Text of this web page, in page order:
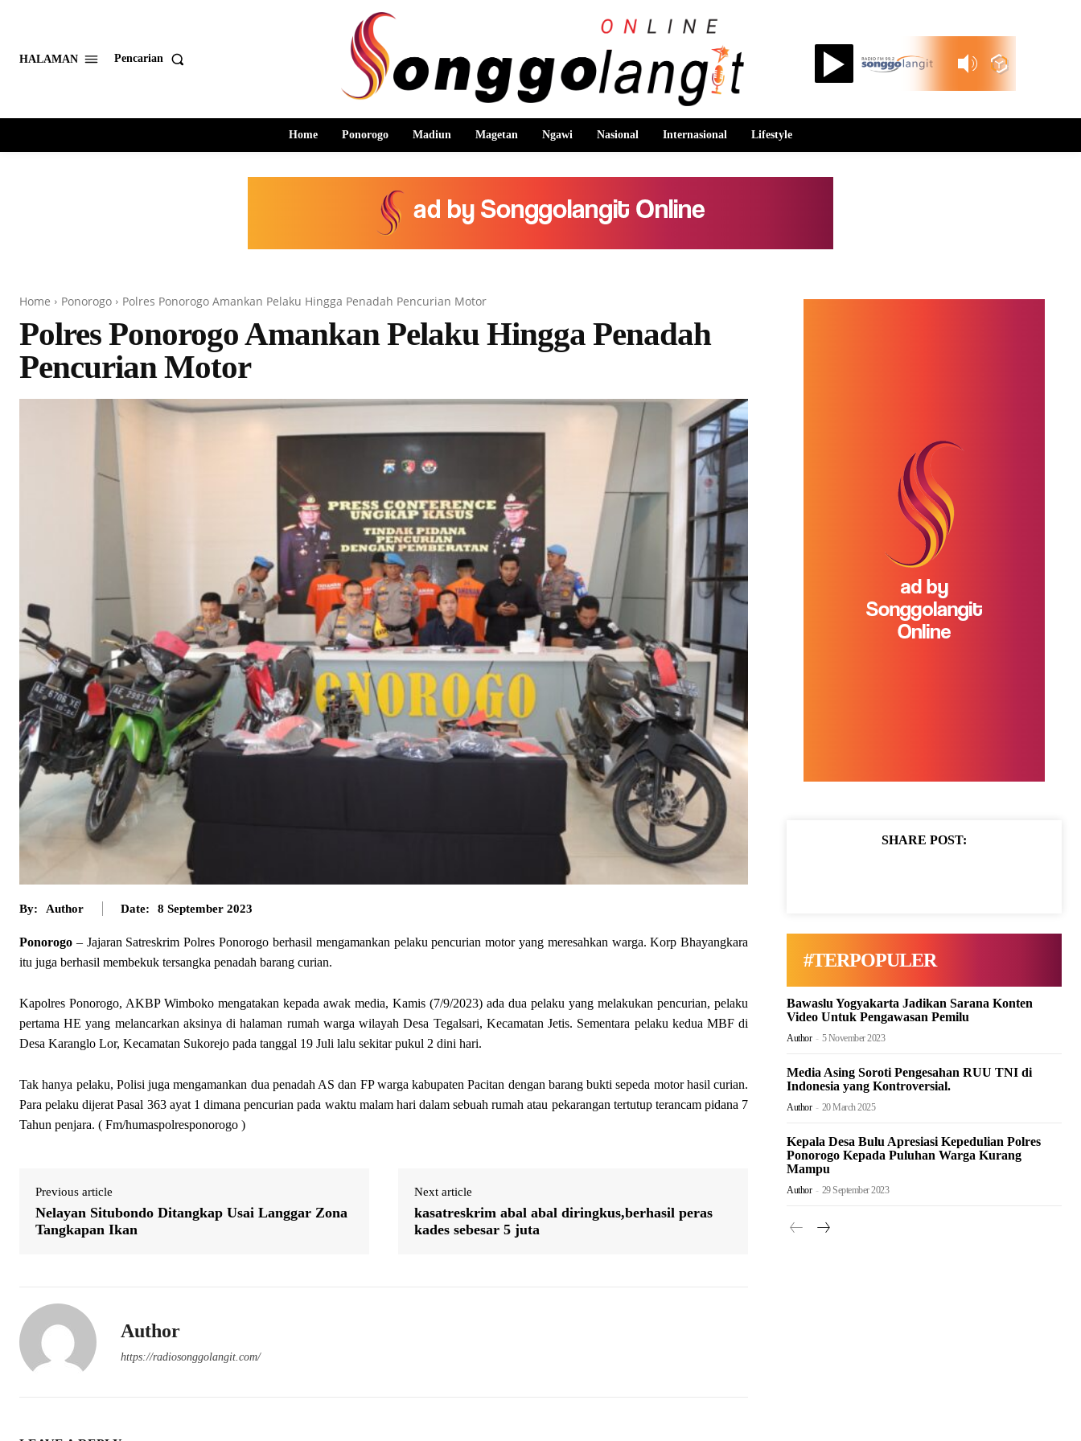
HALAMAN Pencarian
Home Ponorogo Madiun Magetan Ngawi Nasional Internasional Lifestyle
Home Ponorogo Polres Ponorogo Amankan Pelaku Hingga Penadah Pencurian Motor
Polres Ponorogo Amankan Pelaku Hingga Penadah
Pencurian Motor
By: Author Date: 8 September 2023
Ponorogo – Jajaran Satreskrim Polres Ponorogo berhasil mengamankan pelaku pencurian motor yang meresahkan warga. Korp Bhayangkara
itu juga berhasil membekuk tersangka penadah barang curian.
Kapolres Ponorogo, AKBP Wimboko mengatakan kepada awak media, Kamis (7/9/2023) ada dua pelaku yang melakukan pencurian, pelaku
pertama HE yang melancarkan aksinya di halaman rumah warga wilayah Desa Tegalsari, Kecamatan Jetis. Sementara pelaku kedua MBF di
Desa Karanglo Lor, Kecamatan Sukorejo pada tanggal 19 Juli lalu sekitar pukul 2 dini hari.
Tak hanya pelaku, Polisi juga mengamankan dua penadah AS dan FP warga kabupaten Pacitan dengan barang bukti sepeda motor hasil curian.
Para pelaku dijerat Pasal 363 ayat 1 dimana pencurian pada waktu malam hari dalam sebuah rumah atau pekarangan tertutup terancam pidana 7
Tahun penjara. ( Fm/humaspolresponorogo )
Previous article
Nelayan Situbondo Ditangkap Usai Langgar Zona
Tangkapan Ikan
Next article
kasatreskrim abal abal diringkus,berhasil peras
kades sebesar 5 juta
Author
https://radiosonggolangit.com/
SHARE POST:
#TERPOPULER
Bawaslu Yogyakarta Jadikan Sarana Konten
Video Untuk Pengawasan Pemilu
Author - 5 November 2023
Media Asing Soroti Pengesahan RUU TNI di
Indonesia yang Kontroversial.
Author - 20 March 2025
Kepala Desa Bulu Apresiasi Kepedulian Polres
Ponorogo Kepada Puluhan Warga Kurang
Mampu
Author - 29 September 2023